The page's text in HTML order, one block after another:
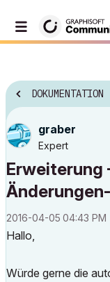
DOKUMENTATION
graber
Expert
Erweiterung
‎2016-04-05 04:43 PM
Hallo,
Würde gerne die